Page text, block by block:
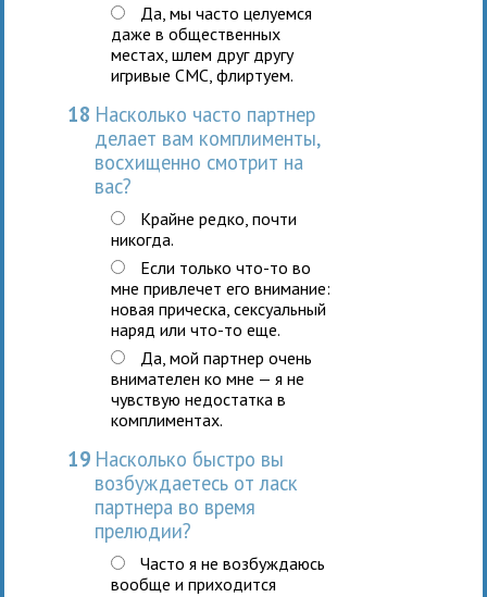
Да, мы часто целуемся
даже в общественных
местах, шлем друг другу
игривые СМС, флиртуем.
18 Насколько часто партнер
делает вам комплименты,
восхищенно смотрит на
вас?
Крайне редко, почти
никогда.
Если только что-то во
мне привлечет его внимание:
новая прическа, сексуальный
наряд или что-то еще.
Да, мой партнер очень
внимателен ко мне — я не
чувствую недостатка в
комплиментах.
19Насколько быстро вы
возбуждаетесь от ласк
партнера во время
прелюдии?
Часто я не возбуждаюсь
вообще и приходится